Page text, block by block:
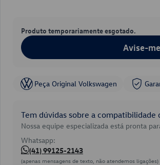
Produto temporariamente esgotado.
Avise-
Peça Original Volkswagen
Tem dúvidas sobre a compatibilidade
Nossa equipe especializada está pronta
Whatsapp:
(41) 99125-2143
(apenas mensagens de texto, não atendemos ligações)